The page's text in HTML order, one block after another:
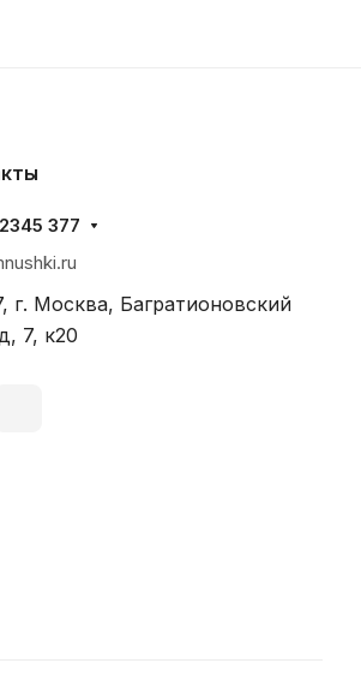
377
г. Москва, Багратионовский
7, к20